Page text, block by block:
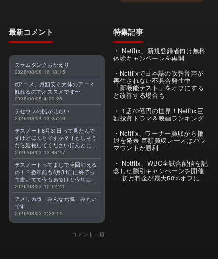
最新コメント
スラムダンクおかえり
2026/08/08 16:18:15
dアニメ、月額安く大体のアニメ
観れるのでオススメです〜
2026/08/05 4:20:26
テセウスの船が見たい
2026/08/04 13:35:40
デスノート8月31日って見たんで
すけどほんとですか？！もしそう
なら延長してくださいほんとに大
好きなんです😭
2026/08/03 13:48:47
デスノートってまじで今回消える
の！？数年前も8月31日に終了っ
て書いてて今もあるけど今年はま
じのやつ！？よくわからん！！で
きればなくならないでほしい！平
成アニメを振り返らせてくれっ
っ！！！！！！！
2026/08/03 10:52:41
アメリカ版「みんな元気」みたい
です
2026/08/03 1:23:14
コメント一覧
特集記事
Netflix、新規登録者向け無料
体験キャンペーンを再開
Netflixで日本語の吹替音声が
再生されない不具合発生中｜
「新機能テスト」をオフにする
と改善する場合も
1話70億円の世界！Netflix巨
額投資ドラマ＆映画ランキング
Netflix、ワーナー買収から撤
退を発表 巨額買収レースはパラ
マウントが勝利
Netflix、WBC全試合配信を記
念した割引キャンペーンを開催
— 初月料金が最大50%オフに